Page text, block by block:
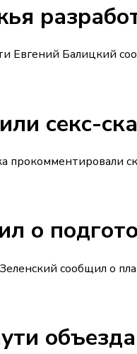
Евгений Балицкий
секс-
прокомментировали
о
сообщил о